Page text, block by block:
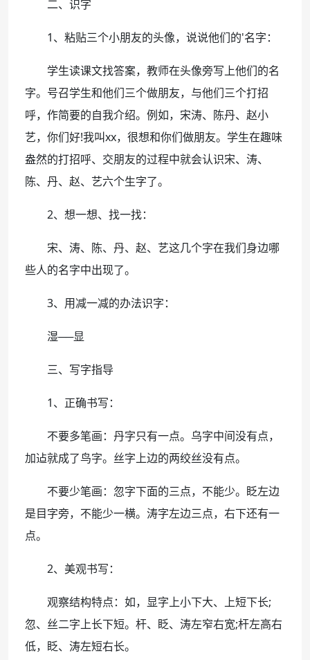
二、识字
1、粘贴三个小朋友的头像，说说他们的'名字：
学生读课文找答案，教师在头像旁写上他们的名
字。号召学生和他们三个做朋友，与他们三个打招
呼，作简要的自我介绍。例如，宋涛、陈丹、赵小
艺，你们好!我叫xx，很想和你们做朋友。学生在趣味
盎然的打招呼、交朋友的过程中就会认识宋、涛、
陈、丹、赵、艺六个生字了。
2、想一想、找一找：
宋、涛、陈、丹、赵、艺这几个字在我们身边哪
些人的名字中出现了。
3、用减一减的办法识字：
湿──显
三、写字指导
1、正确书写：
不要多笔画：丹字只有一点。乌字中间没有点，
加迠就成了鸟字。丝字上边的两绞丝没有点。
不要少笔画：忽字下面的三点，不能少。眨左边
是目字旁，不能少一横。涛字左边三点，右下还有一
点。
2、美观书写：
观察结构特点：如，显字上小下大、上短下长;
忽、丝二字上长下短。杆、眨、涛左窄右宽;杆左高右
低，眨、涛左短右长。